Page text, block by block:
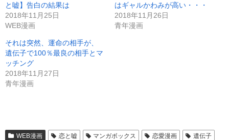
と嘘】告白の結果は
2018年11月25日
WEB漫画
はギャルかわみが高い・・・
2018年11月26日
青年漫画
それは突然、運命の相手が、
遺伝子で100％最良の相手とマ
ッチング
2018年11月27日
青年漫画
WEB漫画 恋と嘘 マンガボックス 恋愛漫画 遺伝子